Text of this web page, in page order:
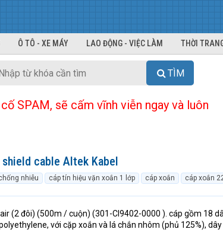
Ô TÔ - XE MÁY LAO ĐỘNG - VIỆC LÀM THỜI
TÌM
SPAM, sẽ cấm vĩnh viễn ngay và luôn
cable Altek Kabel
nhiễu cáp tín hiệu vặn xoắn 1 lớp cáp xoắn cáp xoắn
(2 đôi) (500m / cuộn) (301-CI9402-0000 ). cáp gồm 18
với cặp xoắn và lá chắn nhôm (phủ 125%),